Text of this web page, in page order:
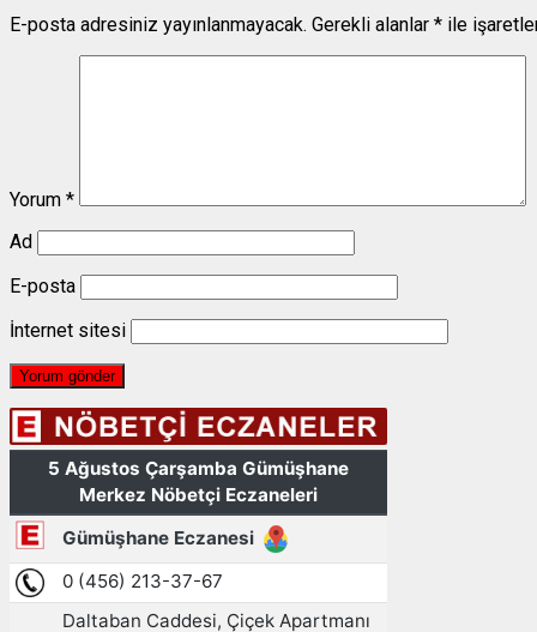
E-posta adresiniz yayınlanmayacak. Gerekli alanlar * ile
Yorum *
Ad
E-posta
İnternet sitesi